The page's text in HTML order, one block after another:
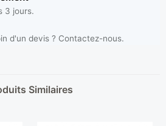
3 jours.
d'un devis ? Contactez-nous.
Similaires